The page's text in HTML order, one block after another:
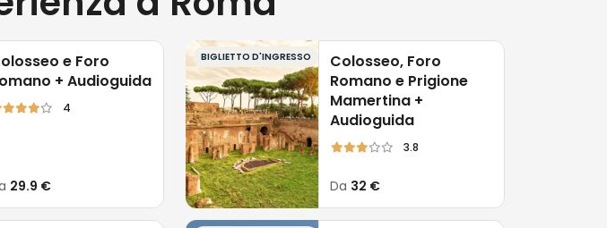
e Foro
+ Audioguida
4
29.9 €
BIGLIETTO D'INGRESSO
Colosseo, Foro
Romano e Prigione
Mamertina +
Audioguida
3.8
Da 32 €